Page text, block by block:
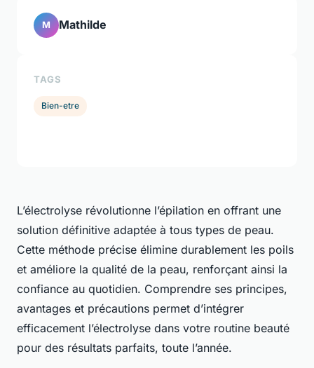
L’électrolyse révolutionne l’épilation en offrant une
solution définitive adaptée à tous types de peau.
Cette méthode précise élimine durablement les poils
et améliore la qualité de la peau, renforçant ainsi la
confiance au quotidien. Comprendre ses principes,
avantages et précautions permet d’intégrer
efficacement l’électrolyse dans votre routine beauté
pour des résultats parfaits, toute l’année.
M Mathilde
TAGS
Bien-etre